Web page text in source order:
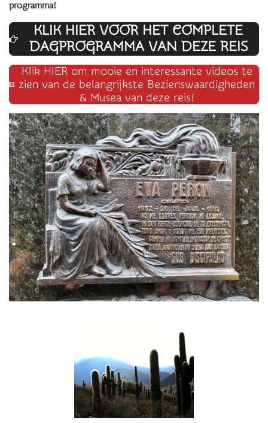
programma!
KLIK HIER VOOR HET COMPLETE
DAGPROGRAMMA VAN DEZE REIS
Klik HIER om mooie en interessante videos te
zien van de belangrijkste Bezienswaardigheden
& Musea van deze reis!